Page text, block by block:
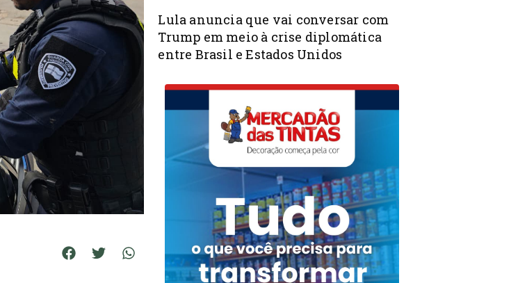
Lula anuncia que vai conversar com
Trump em meio à crise diplomática
entre Brasil e Estados Unidos